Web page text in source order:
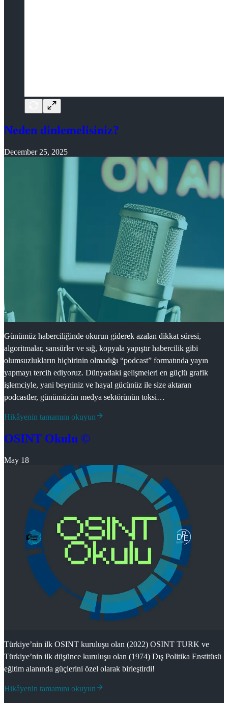
Neden dinlemelisiniz?
December 25, 2025
Günümüz haberciliğinde okurun giderek azalan dikkat süresi,
algoritmalar, sansürler ve sığ, kopyala yapıştır habercilik gibi
olumsuzlukların hiçbirinin olmadığı “podcast” formatında yayın
yapmayı tercih ediyoruz. Dünyadaki gelişmeleri en güçlü grafik
işlemciyle, yani beyniniz ve hayal gücünüz ile size aktaran
podcastler, günümüzün medya sektörünün toksi…
Hikâyenin tamamını okuyun
OSINT Okulu ©
May 18
Türkiye’nin ilk OSINT kuruluşu olan (2022) OSINT TURK ve
Türkiye’nin ilk düşünce kuruluşu olan (1974) Dış Politika Enstitüsü
eğitim alanında güçlerini özel olarak birleştirdi!
Hikâyenin tamamını okuyun